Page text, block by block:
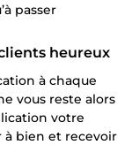
passer
heureux
à chaque
vous reste alors
votre
à bien et recevoir